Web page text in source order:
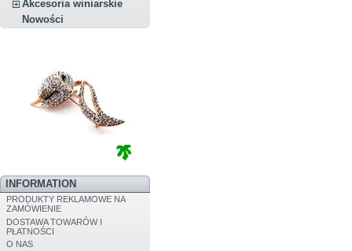
Akcesoria winiarskie
Nowości
INFORMATION
PRODUKTY REKLAMOWE NA
ZAMÓWIENIE
DOSTAWA TOWARÓW I
PŁATNOŚCI
O NAS